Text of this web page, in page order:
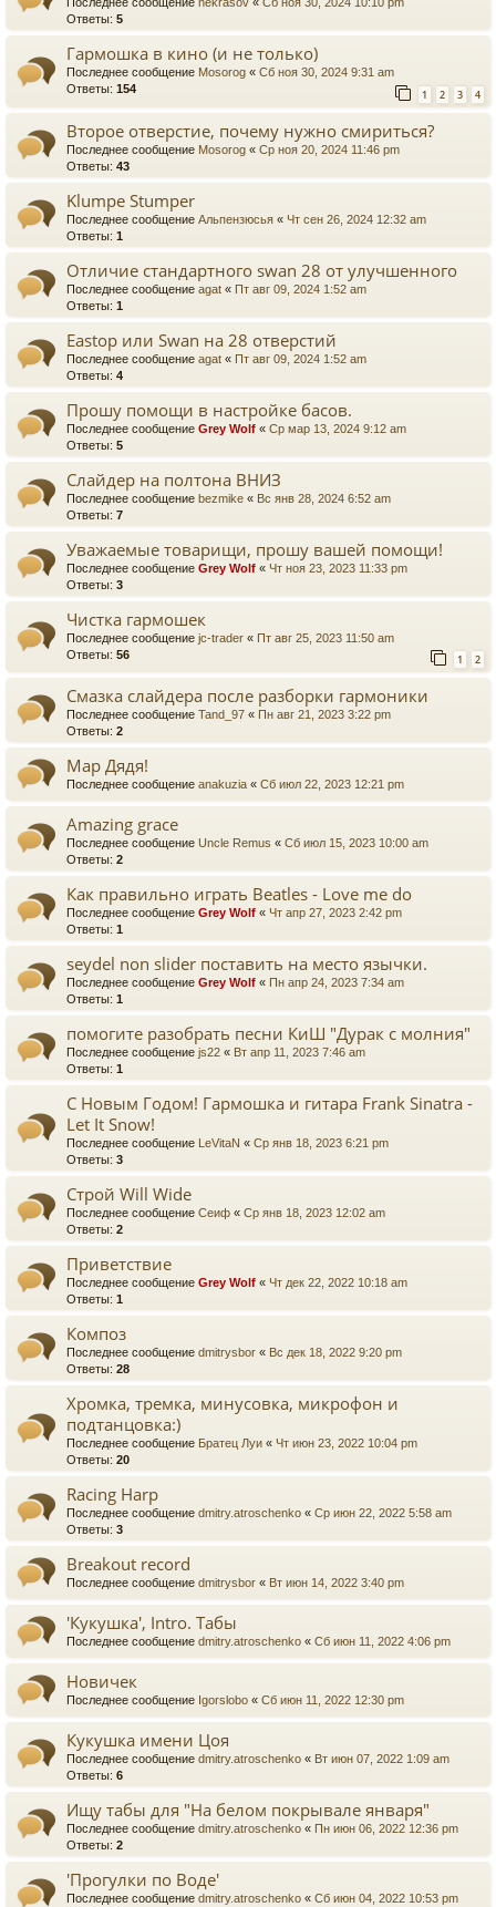
Последнее сообщение nekrasov « Сб ноя 30, 2024 10:10 pm
Ответы: 5
Гармошка в кино (и не только)
Последнее сообщение Mosorog « Сб ноя 30, 2024 9:31 am
Ответы: 154 1 2 3 4
Второе отверстие, почему нужно смириться?
Последнее сообщение Mosorog « Ср ноя 20, 2024 11:46 pm
Ответы: 43
Klumpe Stumper
Последнее сообщение Альпензюсья « Чт сен 26, 2024 12:32 am
Ответы: 1
Отличие стандартного swan 28 от улучшенного
Последнее сообщение agat « Пт авг 09, 2024 1:52 am
Ответы: 1
Eastop или Swan на 28 отверстий
Последнее сообщение agat « Пт авг 09, 2024 1:52 am
Ответы: 4
Прошу помощи в настройке басов.
Последнее сообщение Grey Wolf « Ср мар 13, 2024 9:12 am
Ответы: 5
Слайдер на полтона ВНИЗ
Последнее сообщение bezmike « Вс янв 28, 2024 6:52 am
Ответы: 7
Уважаемые товарищи, прошу вашей помощи!
Последнее сообщение Grey Wolf « Чт ноя 23, 2023 11:33 pm
Ответы: 3
Чистка гармошек
Последнее сообщение jc-trader « Пт авг 25, 2023 11:50 am
Ответы: 56 1 2
Смазка слайдера после разборки гармоники
Последнее сообщение Tand_97 « Пн авг 21, 2023 3:22 pm
Ответы: 2
Мар Дядя!
Последнее сообщение anakuzia « Сб июл 22, 2023 12:21 pm
Amazing grace
Последнее сообщение Uncle Remus « Сб июл 15, 2023 10:00 am
Ответы: 2
Как правильно играть Beatles - Love me do
Последнее сообщение Grey Wolf « Чт апр 27, 2023 2:42 pm
Ответы: 1
seydel non slider поставить на место язычки.
Последнее сообщение Grey Wolf « Пн апр 24, 2023 7:34 am
Ответы: 1
помогите разобрать песни КиШ "Дурак с молния"
Последнее сообщение js22 « Вт апр 11, 2023 7:46 am
Ответы: 1
С Новым Годом! Гармошка и гитара Frank Sinatra -
Let It Snow!
Последнее сообщение LeVitaN « Ср янв 18, 2023 6:21 pm
Ответы: 3
Строй Will Wide
Последнее сообщение Сеиф « Ср янв 18, 2023 12:02 am
Ответы: 2
Приветствие
Последнее сообщение Grey Wolf « Чт дек 22, 2022 10:18 am
Ответы: 1
Композ
Последнее сообщение dmitrysbor « Вс дек 18, 2022 9:20 pm
Ответы: 28
Хромка, тремка, минусовка, микрофон и
подтанцовка:)
Последнее сообщение Братец Луи « Чт июн 23, 2022 10:04 pm
Ответы: 20
Racing Harp
Последнее сообщение dmitry.atroschenko « Ср июн 22, 2022 5:58 am
Ответы: 3
Breakout record
Последнее сообщение dmitrysbor « Вт июн 14, 2022 3:40 pm
'Кукушка', Intro. Табы
Последнее сообщение dmitry.atroschenko « Сб июн 11, 2022 4:06 pm
Новичек
Последнее сообщение Igorslobo « Сб июн 11, 2022 12:30 pm
Кукушка имени Цоя
Последнее сообщение dmitry.atroschenko « Вт июн 07, 2022 1:09 am
Ответы: 6
Ищу табы для "На белом покрывале января"
Последнее сообщение dmitry.atroschenko « Пн июн 06, 2022 12:36 pm
Ответы: 2
'Прогулки по Воде'
Последнее сообщение dmitry.atroschenko « Сб июн 04, 2022 10:53 pm